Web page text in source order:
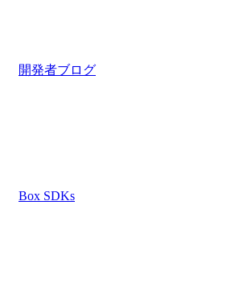
開発者ブログ
Box SDKs